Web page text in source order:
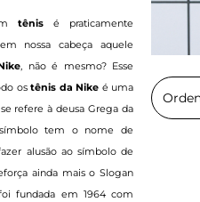
tênis é praticamente
nossa cabeça aquele
, não é mesmo? Esse
ostênis da Nike é uma
refere à deusa Grega da
tem o nome de
alusão ao símbolo de
ainda mais o Slogan
fundada em 1964 com